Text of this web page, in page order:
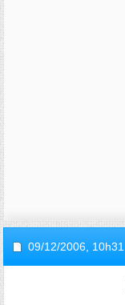
09/12/2006, 10h31